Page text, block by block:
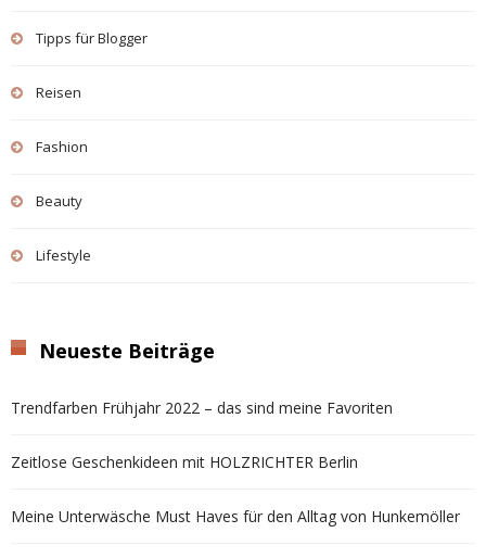
Tipps für Blogger
Reisen
Fashion
Beauty
Lifestyle
Neueste Beiträge
Trendfarben Frühjahr 2022 – das sind meine Favoriten
Zeitlose Geschenkideen mit HOLZRICHTER Berlin
Meine Unterwäsche Must Haves für den Alltag von Hunkemöller